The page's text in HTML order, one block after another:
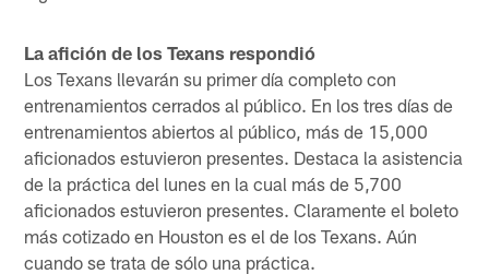
La afición de los Texans respondió
Los Texans llevarán su primer día completo con
entrenamientos cerrados al público. En los tres días de
entrenamientos abiertos al público, más de 15,000
aficionados estuvieron presentes. Destaca la asistencia
de la práctica del lunes en la cual más de 5,700
aficionados estuvieron presentes. Claramente el boleto
más cotizado en Houston es el de los Texans. Aún
cuando se trata de sólo una práctica.